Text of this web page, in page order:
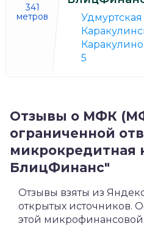
341
метров
5
Отзывы о МФК
ограниченной
микрокредитная
БлицФинанс"
Отзывы взяты из
открытых источников.
этой